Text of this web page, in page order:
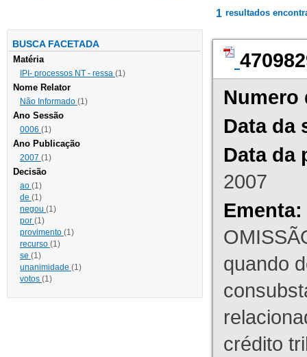
BUSCA FACETADA
Matéria
IPI- processos NT - ressa (1)
Nome Relator
Não Informado (1)
Ano Sessão
0006 (1)
Ano Publicação
2007 (1)
Decisão
ao (1)
de (1)
negou (1)
por (1)
provimento (1)
recurso (1)
se (1)
unanimidade (1)
votos (1)
1 resultados
Numero
Data da
Data da
2007
Ementa:
quando
crédito